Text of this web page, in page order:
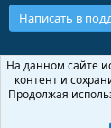
Написать в
Russian (RU)
Обратная связь
Политика
На данном сайте
контент и
Продолжая